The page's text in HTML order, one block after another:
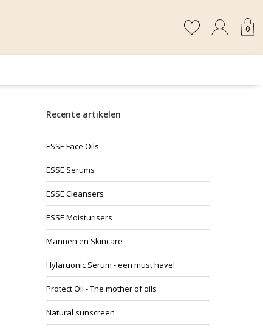
0
Recente artikelen
ESSE Face Oils
ESSE Serums
ESSE Cleansers
ESSE Moisturisers
Mannen en Skincare
Hylaruonic Serum - een must have!
Protect Oil - The mother of oils
Natural sunscreen